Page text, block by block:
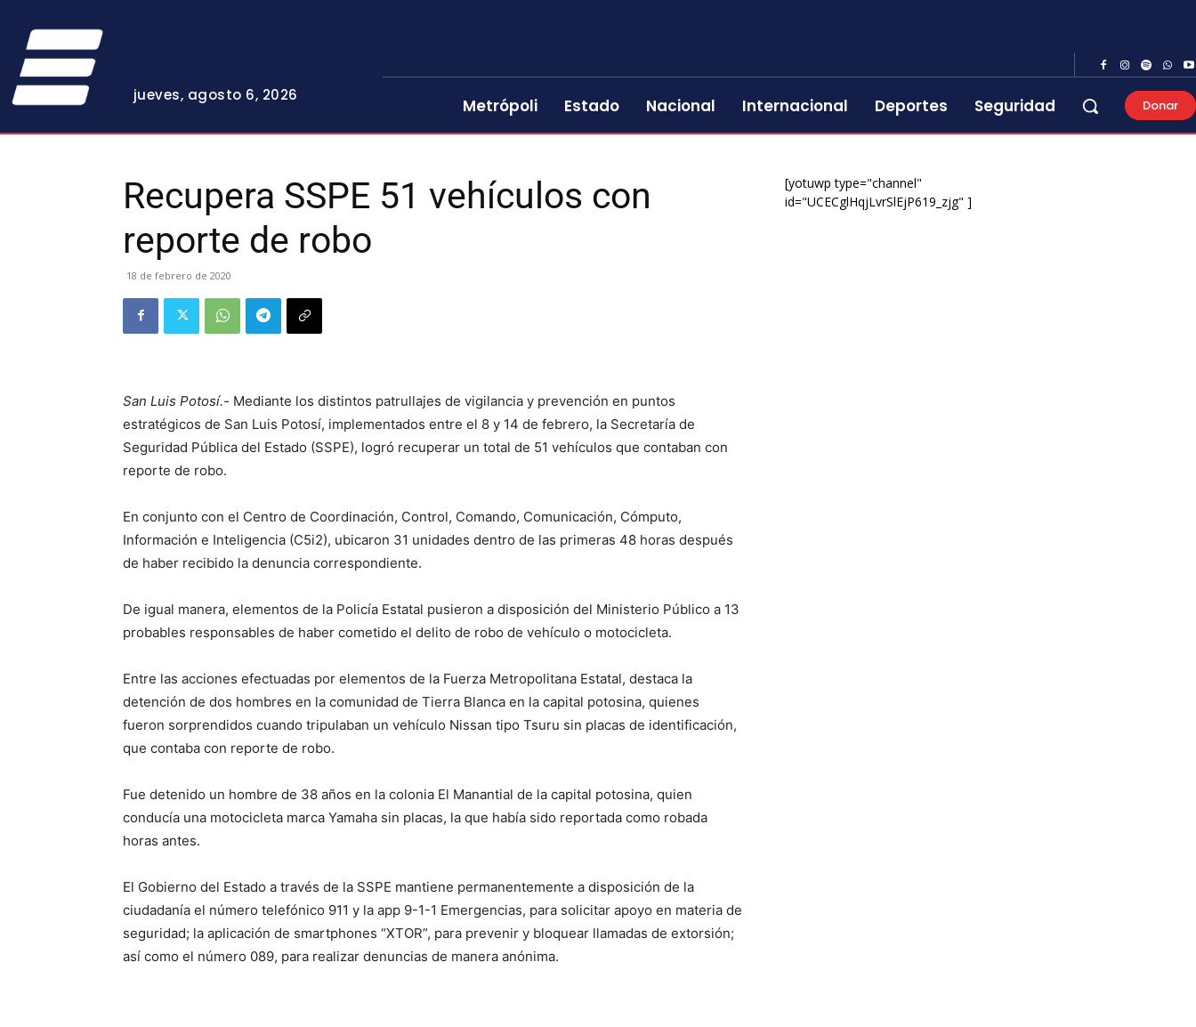
jueves, agosto 6, 2026
Metrópoli Estado Nacional Internacional Deportes Seguridad Donar
Recupera SSPE 51 vehículos con
reporte de robo
18 de febrero de 2020
San Luis Potosí.- Mediante los distintos patrullajes de vigilancia y prevención en puntos
estratégicos de San Luis Potosí, implementados entre el 8 y 14 de febrero, la Secretaría de
Seguridad Pública del Estado (SSPE), logró recuperar un total de 51 vehículos que contaban con
reporte de robo.
En conjunto con el Centro de Coordinación, Control, Comando, Comunicación, Cómputo,
Información e Inteligencia (C5i2), ubicaron 31 unidades dentro de las primeras 48 horas después
de haber recibido la denuncia correspondiente.
De igual manera, elementos de la Policía Estatal pusieron a disposición del Ministerio Público a 13
probables responsables de haber cometido el delito de robo de vehículo o motocicleta.
Entre las acciones efectuadas por elementos de la Fuerza Metropolitana Estatal, destaca la
detención de dos hombres en la comunidad de Tierra Blanca en la capital potosina, quienes
fueron sorprendidos cuando tripulaban un vehículo Nissan tipo Tsuru sin placas de identificación,
que contaba con reporte de robo.
Fue detenido un hombre de 38 años en la colonia El Manantial de la capital potosina, quien
conducía una motocicleta marca Yamaha sin placas, la que había sido reportada como robada
horas antes.
El Gobierno del Estado a través de la SSPE mantiene permanentemente a disposición de la
ciudadanía el número telefónico 911 y la app 9-1-1 Emergencias, para solicitar apoyo en materia de
seguridad; la aplicación de smartphones “XTOR”, para prevenir y bloquear llamadas de extorsión;
así como el número 089, para realizar denuncias de manera anónima.
[yotuwp type="channel"
id="UCECglHqjLvrSlEjP619_zjg" ]